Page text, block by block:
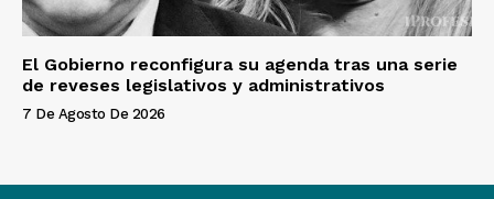
El Gobierno reconfigura su agenda tras una serie
de reveses legislativos y administrativos
7 De Agosto De 2026